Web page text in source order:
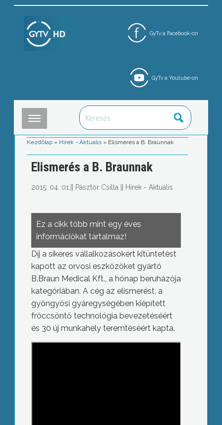
GyTv a Facebook-on
GyTv a Youtube-on
Kezdőlap » Hírek - Aktuális » Elismerés a B. Braunnak
Elismerés a B. Braunnak
2015. 04. 01. Pásztor Csilla Hírek - Aktuális
Ez a cikk több mint egy éves
információkat tartalmaz!
Díj a sikeres vállalkozásokért kitüntetést
kapott az orvosi eszközöket gyártó
B.Braun Medical Kft., a hónap beruházója
kategóriában. A cég az elismerést, a
gyöngyösi gyáregységében kiépített
fröccsöntő technológia bevezetéséért
és 30 új munkahely teremtéséért kapta.